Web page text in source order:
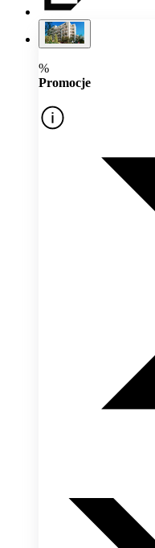
%
Promocje